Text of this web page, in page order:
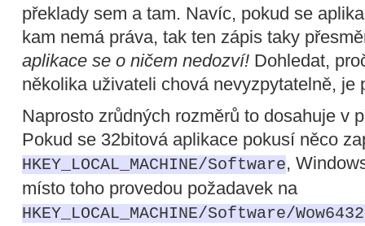
překlady sem a tam. Navíc, pokud se
kam nemá práva, tak ten zápis taky
aplikace se o ničem nedozví! Dohledat,
několika uživateli chová nevyzpytatelně, je
Naprosto zrůdných rozměrů to dosahuje v
Pokud se 32bitová aplikace pokusí něco
HKEY_LOCAL_MACHINE/Software,
místo toho provedou požadavek na
HKEY_LOCAL_MACHINE/Software/